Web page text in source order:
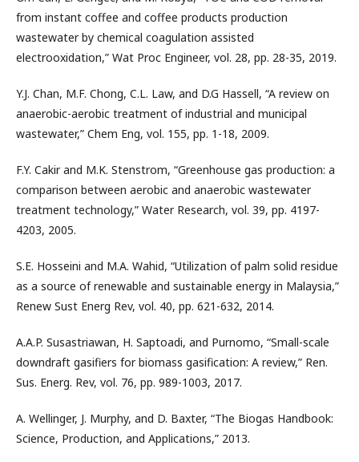
from instant coffee and coffee products production
wastewater by chemical coagulation assisted
electrooxidation,” Wat Proc Engineer, vol. 28, pp. 28-35, 2019.
Y.J. Chan, M.F. Chong, C.L. Law, and D.G Hassell, “A review on
anaerobic-aerobic treatment of industrial and municipal
wastewater,” Chem Eng, vol. 155, pp. 1-18, 2009.
F.Y. Cakir and M.K. Stenstrom, “Greenhouse gas production: a
comparison between aerobic and anaerobic wastewater
treatment technology,” Water Research, vol. 39, pp. 4197-
4203, 2005.
S.E. Hosseini and M.A. Wahid, “Utilization of palm solid residue
as a source of renewable and sustainable energy in Malaysia,”
Renew Sust Energ Rev, vol. 40, pp. 621-632, 2014.
A.A.P. Susastriawan, H. Saptoadi, and Purnomo, “Small-scale
downdraft gasifiers for biomass gasification: A review,” Ren.
Sus. Energ. Rev, vol. 76, pp. 989-1003, 2017.
A. Wellinger, J. Murphy, and D. Baxter, “The Biogas Handbook:
Science, Production, and Applications,” 2013.